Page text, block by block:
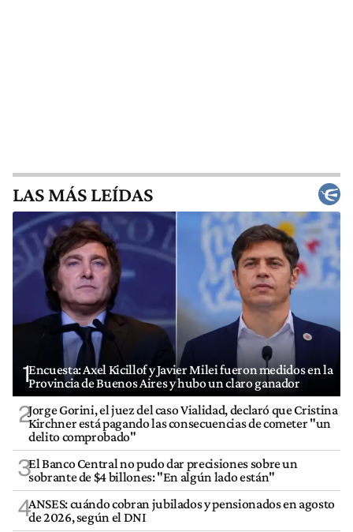
LAS MÁS LEÍDAS
1Encuesta: Axel Kicillof y Javier Milei fueron medidos en la
Provincia de Buenos Aires y hubo un claro ganador
2Jorge Gorini, el juez del caso Vialidad, declaró que Cristina
Kirchner está pagando las consecuencias de cometer "un
delito comprobado"
3El Banco Central no pudo dar precisiones sobre un
sobrante de $4 billones: "En algún lado están"
4ANSES: cuándo cobran jubilados y pensionados en agosto
de 2026, según el DNI